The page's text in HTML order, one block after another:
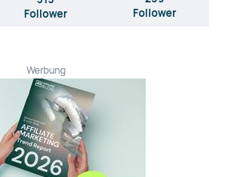
Follower
Follower
Werbung